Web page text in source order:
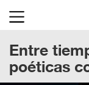
CulturaUNAM
Entre
poéticas